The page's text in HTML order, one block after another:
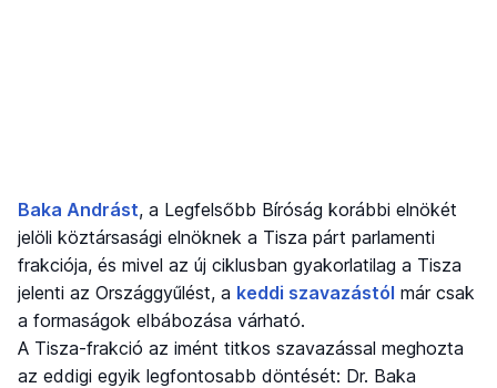
Baka Andrást, a Legfelsőbb Bíróság korábbi elnökét
jelöli köztársasági elnöknek a Tisza párt parlamenti
frakciója, és mivel az új ciklusban gyakorlatilag a Tisza
jelenti az Országgyűlést, a keddi szavazástól már csak
a formaságok elbábozása várható.
A Tisza-frakció az imént titkos szavazással meghozta
az eddigi egyik legfontosabb döntését: Dr. Baka